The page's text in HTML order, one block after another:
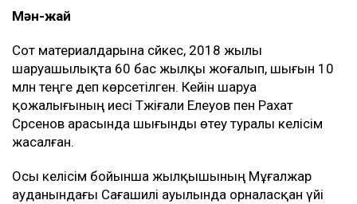
Мән-жай
Сот материалдарына сәйкес, 2018 жылы
шаруашылықта 60 бас жылқы жоғалып, шығын 10
млн теңге деп көрсетілген. Кейін шаруа
қожалығының иесі Тәжіғали Елеуов пен Рахат
Сәрсенов арасында шығынды өтеу туралы келісім
жасалған.
Осы келісім бойынша жылқышының Мұғалжар
ауданындағы Сағашилі ауылында орналасқан үйі